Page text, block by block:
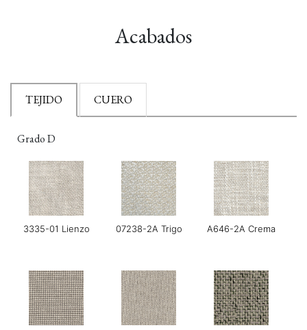
Acabados
TEJIDO CUERO
Grado D
3335-01 Lienzo 07238-2A Trigo A646-2A Crema